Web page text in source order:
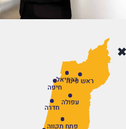
חיפה
פתח תקווה
חדרה
עפולה
ראש פינהכרמיאל